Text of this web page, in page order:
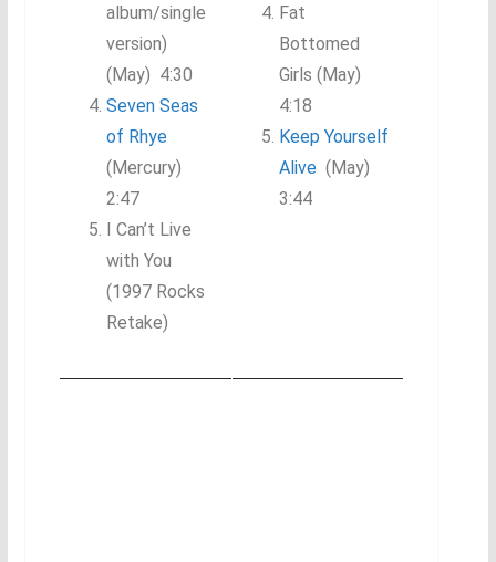
album/single
version)
(May) 4:30
Seven Seas
of Rhye
(Mercury)
2:47
I Can’t Live
with You
(1997 Rocks
Retake)
Fat
Bottomed
Girls (May)
4:18
Keep Yourself
Alive(May)
3:44